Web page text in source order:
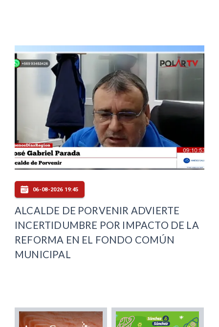
06-08-2026 19:45
ALCALDE DE PORVENIR ADVIERTE
INCERTIDUMBRE POR IMPACTO DE LA
REFORMA EN EL FONDO COMÚN
MUNICIPAL